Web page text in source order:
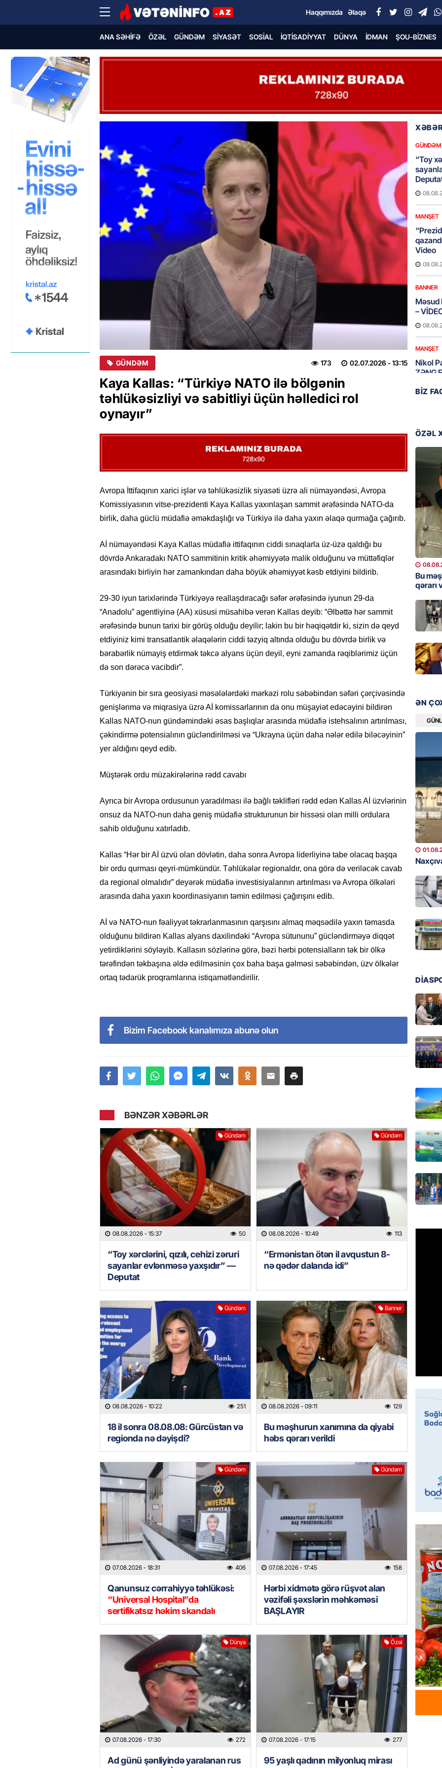
Haqqımızda Əlaqə
ANA SƏHIFƏ ÖZƏL GÜNDƏM SIYASƏT SOSIAL İQTISADIYYAT DÜNYA İDMAN ŞOU-BIZNES
GÜNDƏM 02.07.2026 - 13:15
173
Kaya Kallas: “Türkiyə NATO ilə bölgənin
təhlükəsizliyi və sabitliyi üçün həlledici rol
oynayır”
Avropa İttifaqının xarici işlər və təhlükəsizlik siyasəti üzrə ali nümayəndəsi, Avropa
Komissiyasının vitse-prezidenti Kaya Kallas yaxınlaşan sammit ərəfəsində NATO-da
birlik, daha güclü müdafiə əməkdaşlığı və Türkiyə ilə daha yaxın əlaqə qurmağa çağırıb.
Aİ nümayəndəsi Kaya Kallas müdafiə ittifaqının ciddi sınaqlarla üz-üzə qaldığı bu
dövrdə Ankaradakı NATO sammitinin kritik əhəmiyyətə malik olduğunu və müttəfiqlər
arasındakı birliyin hər zamankından daha böyük əhəmiyyət kəsb etdiyini bildirib.
29-30 iyun tarixlərində Türkiyəyə reallaşdıracağı səfər ərəfəsində iyunun 29-da
“Anadolu” agentliyinə (AA) xüsusi müsahibə verən Kallas deyib: “Əlbəttə hər sammit
ərəfəsində bunun tarixi bir görüş olduğu deyilir; lakin bu bir həqiqətdir ki, sizin də qeyd
etdiyiniz kimi transatlantik əlaqələrin ciddi təzyiq altında olduğu bu dövrdə birlik və
bərabərlik nümayiş etdirmək təkcə alyans üçün deyil, eyni zamanda rəqiblərimiz üçün
də son dərəcə vacibdir”.
Türkiyənin bir sıra geosiyasi məsələlərdəki mərkəzi rolu səbəbindən səfəri çərçivəsində
genişlənmə və miqrasiya üzrə Aİ komissarlarının da onu müşayiət edəcəyini bildirən
Kallas NATO-nun gündəmindəki əsas başlıqlar arasında müdafiə istehsalının artırılması,
çəkindirmə potensialının gücləndirilməsi və “Ukrayna üçün daha nələr edilə biləcəyinin”
yer aldığını qeyd edib.
Müştərək ordu müzakirələrinə rədd cavabı
Ayrıca bir Avropa ordusunun yaradılması ilə bağlı təklifləri rədd edən Kallas Aİ üzvlərinin
onsuz da NATO-nun daha geniş müdafiə strukturunun bir hissəsi olan milli ordulara
sahib olduğunu xatırladıb.
Kallas “Hər bir Aİ üzvü olan dövlətin, daha sonra Avropa liderliyinə tabe olacaq başqa
bir ordu qurması qeyri-mümkündür. Təhlükələr regionaldır, ona görə də veriləcək cavab
da regional olmalıdır” deyərək müdafiə investisiyalarının artırılması və Avropa ölkələri
arasında daha yaxın koordinasiyanın təmin edilməsi çağırışını edib.
Aİ və NATO-nun fəaliyyət təkrarlanmasının qarşısını almaq məqsədilə yaxın təmasda
olduğunu bildirən Kallas alyans daxilindəki “Avropa sütununu” gücləndirməyə diqqət
yetirdiklərini söyləyib. Kallasın sözlərinə görə, bəzi hərbi potensialların tək bir ölkə
tərəfindən təkbaşına əldə edilməsinin çox baha başa gəlməsi səbəbindən, üzv ölkələr
ortaq tədarük proqramlarına istiqamətləndirilir.
Bizim Facebook kanalımıza abunə olun
BƏNZƏR XƏBƏRLƏR
Gündəm
08.08.2026 - 15:37 50
“Toy xərclərini, qızılı, cehizi zəruri
sayanlar evlənməsə yaxşıdır” —
Deputat
Gündəm
08.08.2026 - 10:49 113
“Ermənistan ötən il avqustun 8-
nə qədər dalanda idi”
Gündəm
08.08.2026 - 10:22 251
18 il sonra 08.08.08: Gürcüstan və
regionda nə dəyişdi?
Banner
08.08.2026 - 09:11 129
Bu məşhurun xanımına da qiyabi
həbs qərarı verildi
Gündəm
07.08.2026 - 18:31 406
Qanunsuz cərrahiyyə təhlükəsi:
“Universal Hospital”da
sertifikatsız həkim skandalı
Gündəm
07.08.2026 - 17:45 158
Hərbi xidmətə görə rüşvət alan
vəzifəli şəxslərin məhkəməsi
BAŞLAYIR
Dünya
07.08.2026 - 17:30 272
Ad günü şənliyində yaralanan rus
Özəl
07.08.2026 - 17:15 277
95 yaşlı qadının milyonluq mirası
GÜNDƏM
“Toy
MANŞET
Video
BANNER
Məsud
–
MANŞET
Nikol
ZƏNG
GÜNDƏM
qədər
ŞOU-
GÜNDƏM
18 il
MANŞET
17
olundu
BANNER
Bu
qərarı
həkim
MANŞET
şikayət
GÜNDƏM
Hərbi
Ad
general
95
bağlı
günə
BANNER
Çin
GÜNDƏM
MANŞET
GÜNDƏM
xərcləri
Dosye
sazişi
ÖZƏL
imtina
ÖZƏL
İki
ETDİ:
BIZ
ÖZƏL
Bu
qərarı
ƏN